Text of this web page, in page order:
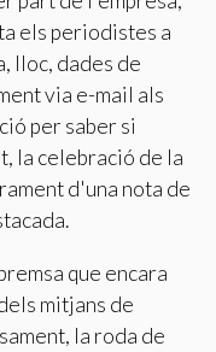
els periodistes a
lloc, dades de
via e-mail als
per saber si
la celebració de la
d'una nota de
que encara
mitjans de
la roda de
comportament
recollida
en el
a l'elaboració de
millores en
fan els usuaris del
preferència de
recomanats.